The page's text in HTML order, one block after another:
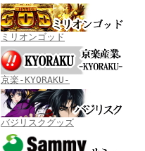
ミリオンゴッド
京楽-KYORAKU-
バジリスクグッズ